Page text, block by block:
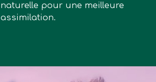
naturelle pour une meilleure
assimilation.